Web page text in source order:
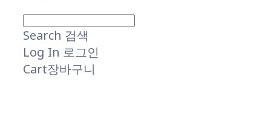
Search 검색
Log In 로그인
Cart장바구니